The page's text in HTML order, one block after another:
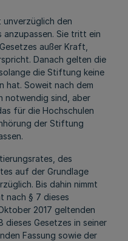
den
anzupassen. Sie tritt ein
außer Kraft,
Danach gelten die
die Stiftung keine
hat. Soweit nach dem
notwendig sind, aber
für die Hochschulen
der Stiftung
des
auf der Grundlage
Bis dahin nimmt
nach § 7 dieses
2017 geltenden
dieses Gesetzes in seiner
Fassung sowie der